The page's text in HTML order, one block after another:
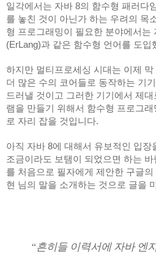
일각에서는 자바 8의 함수형 패러다
를 놓친 것이 아닌가 하는 우려의 목
형 프로그래밍이 필요한 분야에서는
(ErLang)과 같은 함수형 언어를 도
하지만 멀티프로세싱 시대는 이제
더 많은 수의 코어들로 동작하는 기
드러낼 것이고 그러한 기기에서 제
램을 만들기 위해서 함수형 프로그
로 자리 잡을 것입니다.
아직 자바 8에 대해서 유보적인 입장
조금이라도 보탬이 되었으면 하는
를 처음으로 필자에게 제안한 구글
현 님의 말을 소개하는 것으로 글을
“흔히들 이력서에 자바 엔